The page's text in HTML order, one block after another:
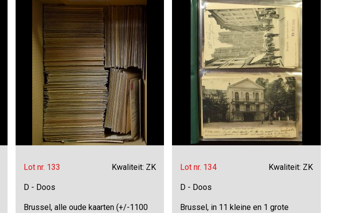
Lot nr. 133 Kwaliteit: ZK
D - Doos
Brussel, alle oude kaarten (+/-1100
Lot nr. 134 Kwaliteit: ZK
D - Doos
Brussel, in 11 kleine en 1 grote